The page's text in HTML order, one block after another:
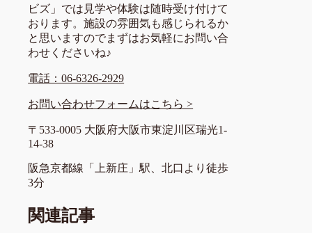
ビズ」では見学や体験は随時受け付けて
おります。施設の雰囲気も感じられるか
と思いますのでまずはお気軽にお問い合
わせくださいね♪
電話：06-6326-2929
お問い合わせフォームはこちら >
〒533-0005 大阪府大阪市東淀川区瑞光1-
14-38
阪急京都線「上新庄」駅、北口より徒歩
3分
関連記事